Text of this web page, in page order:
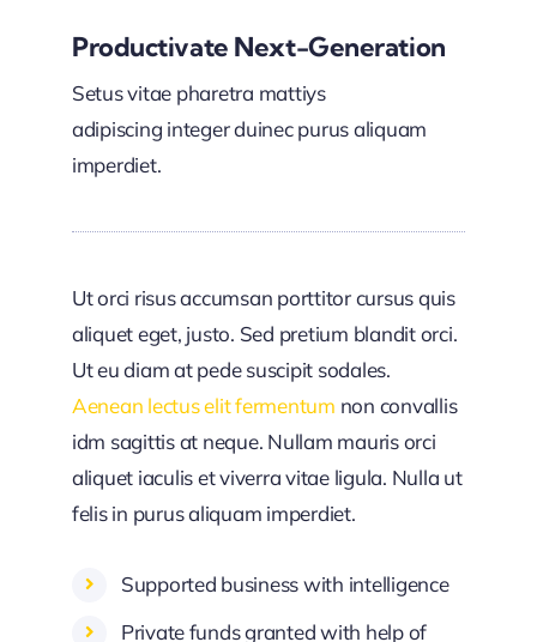
Productivate Next-Generation
Setus vitae pharetra mattiys
adipiscing integer duinec purus aliquam
imperdiet.
Ut orci risus accumsan porttitor cursus quis
aliquet eget, justo. Sed pretium blandit orci.
Ut eu diam at pede suscipit sodales.
Aenean lectus elit fermentum non convallis
idm sagittis at neque. Nullam mauris orci
aliquet iaculis et viverra vitae ligula. Nulla ut
felis in purus aliquam imperdiet.
Supported business with intelligence
Private funds granted with help of